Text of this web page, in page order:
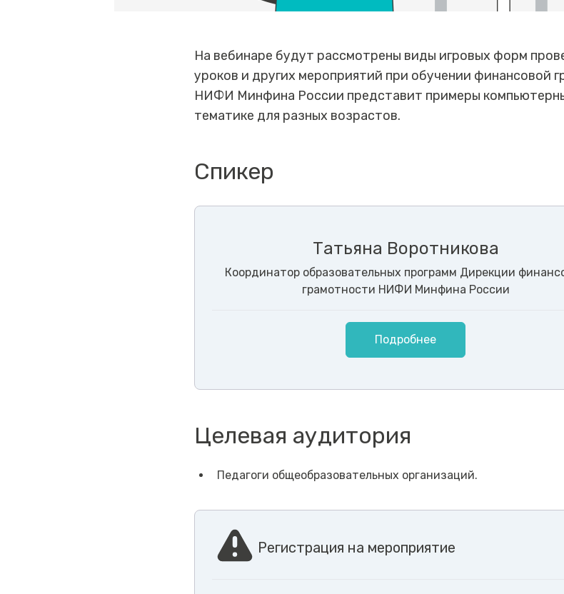
На вебинаре будут рассмотрены виды игровых форм
уроков и других мероприятий при обучении финансовой
НИФИ Минфина России представит примеры
тематике для разных возрастов.
Спикер
Татьяна Воротникова
Координатор образовательных программ Дирекции
грамотности НИФИ Минфина России
Подробнее
Целевая аудитория
Педагоги общеобразовательных организаций.
Регистрация на мероприятие